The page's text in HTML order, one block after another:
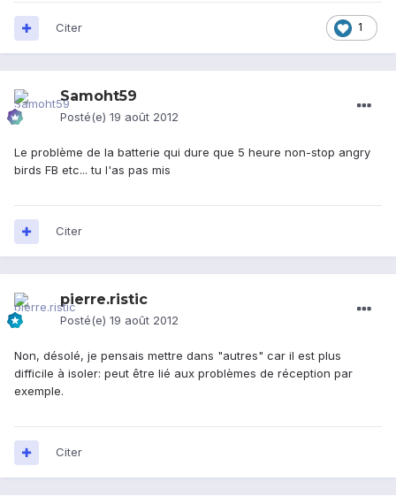
1
Citer
Samoht59
Posté(e) 19 août 2012
Le problème de la batterie qui dure que 5 heure non-stop angry
birds FB etc... tu l'as pas mis
Citer
pierre.ristic
Posté(e) 19 août 2012
Non, désolé, je pensais mettre dans "autres" car il est plus
difficile à isoler: peut être lié aux problèmes de réception par
exemple.
Citer